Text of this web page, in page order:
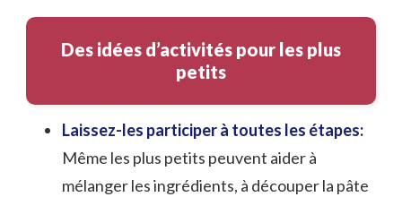
Des idées d’activités pour les plus
petits
Laissez-les participer à toutes les étapes:
Même les plus petits peuvent aider à
mélanger les ingrédients, à découper la pâte